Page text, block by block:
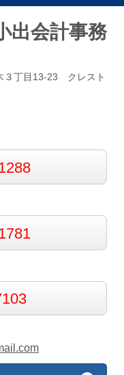
出会計事務
３丁目13-23 クレスト